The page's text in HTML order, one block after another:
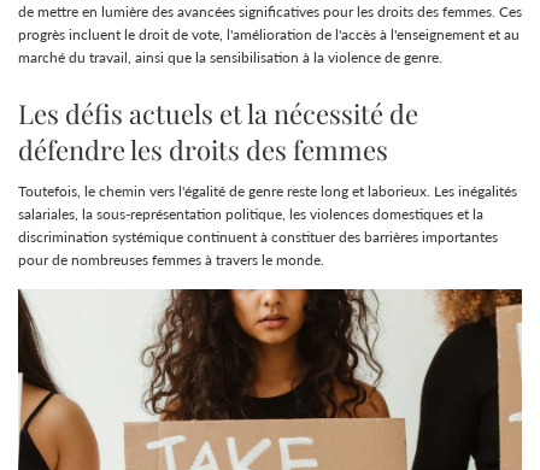
de mettre en lumière des avancées significatives pour les droits des femmes. Ces
progrès incluent le droit de vote, l'amélioration de l'accès à l'enseignement et au
marché du travail, ainsi que la sensibilisation à la violence de genre.
Les défis actuels et la nécessité de
défendre les droits des femmes
Toutefois, le chemin vers l'égalité de genre reste long et laborieux. Les inégalités
salariales, la sous-représentation politique, les violences domestiques et la
discrimination systémique continuent à constituer des barrières importantes
pour de nombreuses femmes à travers le monde.